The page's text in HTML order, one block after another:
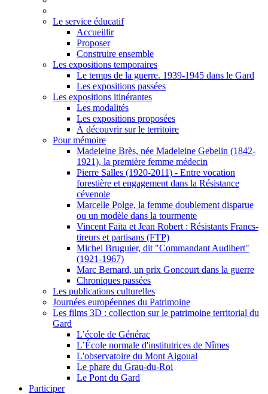
Le service éducatif
Accueillir
Proposer
Construire ensemble
Les expositions temporaires
Le temps de la guerre. 1939-1945 dans le Gard
Les expositions passées
Les expositions itinérantes
Les modalités
Les expositions proposées
À découvrir sur le territoire
Pour mémoire
Madeleine Brès, née Madeleine Gebelin (1842-
1921), la première femme médecin
Pierre Salles (1920-2011) - Entre vocation
forestière et engagement dans la Résistance
cévenole
Marcelle Polge, la femme doublement disparue
ou un modèle dans la tourmente
Vincent Faïta et Jean Robert : Résistants Francs-
tireurs et partisans (FTP)
Michel Bruguier, dit "Commandant Audibert"
(1921-1967)
Marc Bernard, un prix Goncourt dans la guerre
Chroniques passées
Les publications culturelles
Journées européennes du Patrimoine
Les films 3D : collection sur le patrimoine territorial du
Gard
L’école de Générac
L’École normale d'institutrices de Nîmes
L'observatoire du Mont Aigoual
Le phare du Grau-du-Roi
Le Pont du Gard
Participer